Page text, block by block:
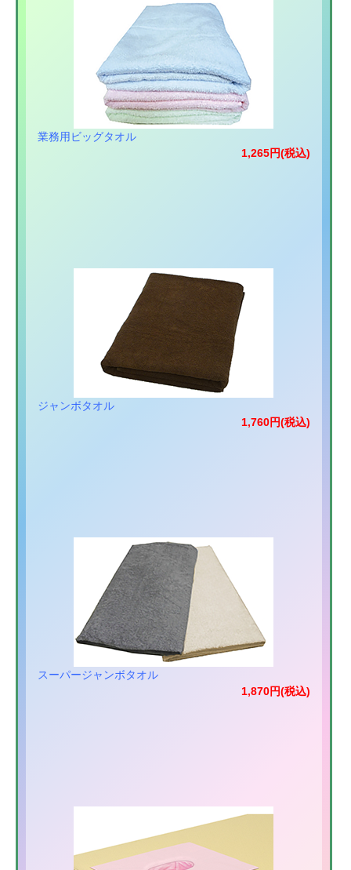
業務用ビッグタオル
1,265円(税込)
ジャンボタオル
1,760円(税込)
スーパージャンボタオル
1,870円(税込)